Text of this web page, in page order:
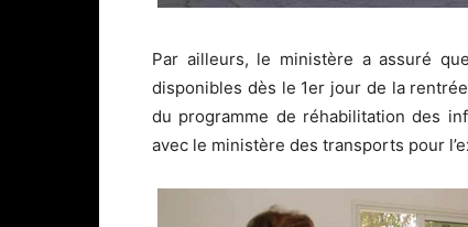
Par ailleurs, le ministère a assuré
disponibles dès le 1er jour de la
du programme de réhabilitation des
avec le ministère des transports pour